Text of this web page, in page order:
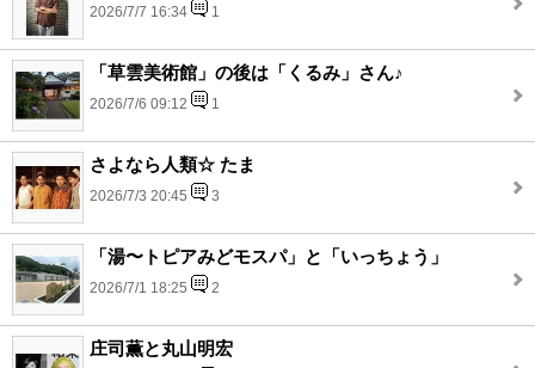
2026/7/7 16:34 1
「草雲美術館」の後は「くるみ」さん♪
2026/7/6 09:12 1
さよなら人類☆ たま
2026/7/3 20:45 3
「湯〜トピアみどモスパ」と「いっちょう」
2026/7/1 18:25 2
庄司薫と丸山明宏